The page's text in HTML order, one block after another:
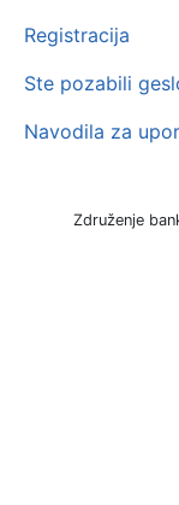
Registracija
Ste pozabili
Navodila za
Združenje